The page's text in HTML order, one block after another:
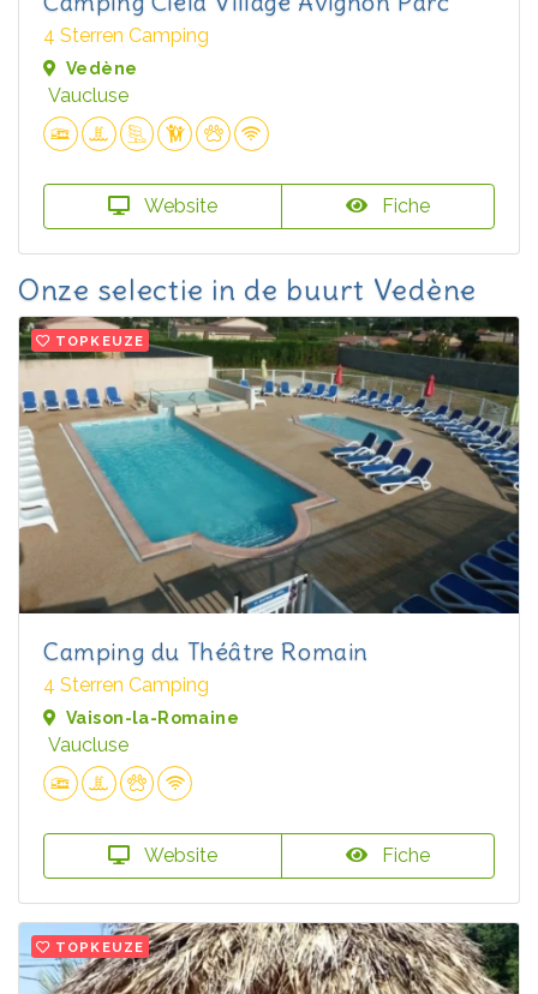
4 Sterren Camping
Vedène
Vaucluse
Website Fiche
Onze selectie in de buurt Vedène
TOPKEUZE
Camping du Théâtre Romain
4 Sterren Camping
Vaison-la-Romaine
Vaucluse
Website Fiche
TOPKEUZE